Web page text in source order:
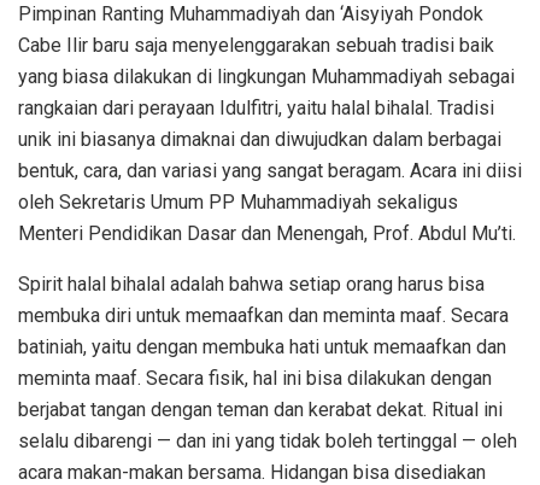
Pimpinan Ranting Muhammadiyah dan ‘Aisyiyah Pondok
Cabe Ilir baru saja menyelenggarakan sebuah tradisi baik
yang biasa dilakukan di lingkungan Muhammadiyah sebagai
rangkaian dari perayaan Idulfitri, yaitu halal bihalal. Tradisi
unik ini biasanya dimaknai dan diwujudkan dalam berbagai
bentuk, cara, dan variasi yang sangat beragam. Acara ini diisi
oleh Sekretaris Umum PP Muhammadiyah sekaligus
Menteri Pendidikan Dasar dan Menengah, Prof. Abdul Mu’ti.
Spirit halal bihalal adalah bahwa setiap orang harus bisa
membuka diri untuk memaafkan dan meminta maaf. Secara
batiniah, yaitu dengan membuka hati untuk memaafkan dan
meminta maaf. Secara fisik, hal ini bisa dilakukan dengan
berjabat tangan dengan teman dan kerabat dekat. Ritual ini
selalu dibarengi — dan ini yang tidak boleh tertinggal — oleh
acara makan-makan bersama. Hidangan bisa disediakan